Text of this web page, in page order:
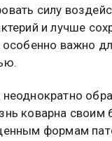
силу
и лучше
особенно важно
коварна
формам